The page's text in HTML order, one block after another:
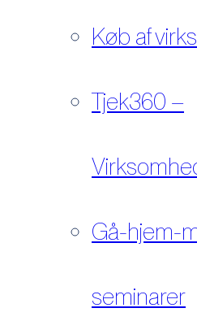
Køb af
Tjek360 –
Gå-hjem-
seminarer